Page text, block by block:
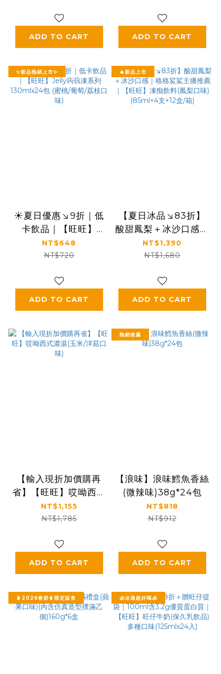
ADD TO CART ADD TO CART
✨新品熱銷上市✨
☀️夏日優惠↘9折｜低
卡飲品｜【旺旺】
Jelly蒟蒻凍系列
130mlx24包 (蜜桃/葡
NT$648
NT$720
ADD TO CART
🔥新品上市
【夏日冰品↘83折】
酸甜鳳梨＋冰沙口感｜
格格鯊鯊主播推薦｜
【旺旺】凍痴飲料(鳳
×12盒/箱)
NT$1,390
NT$1,680
ADD TO CART
【輸入現折加價購再
省】【旺旺】哎呦西式
濃湯(玉米/洋菇口味)
NT$1,155
NT$1,785
ADD TO CART
熱銷推薦
【浪味】浪味鱈魚香絲
(微辣味)38g*24包
NT$818
NT$912
ADD TO CART
🏮2026春節🏮限定販售 🧊冰過超好喝🧊